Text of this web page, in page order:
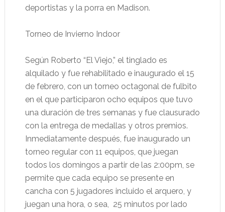
deportistas y la porra en Madison.
Torneo de Invierno Indoor
Según Roberto “El Viejo,” el tinglado es
alquilado y fue rehabilitado e inaugurado el 15
de febrero, con un torneo octagonal de fulbito
en el que participaron ocho equipos que tuvo
una duración de tres semanas y fue clausurado
con la entrega de medallas y otros premios.
Inmediatamente después, fue inaugurado un
torneo regular con 11 equipos, que juegan
todos los domingos a partir de las 2:00pm, se
permite que cada equipo se presente en
cancha con 5 jugadores incluido el arquero, y
juegan una hora, o sea, 25 minutos por lado